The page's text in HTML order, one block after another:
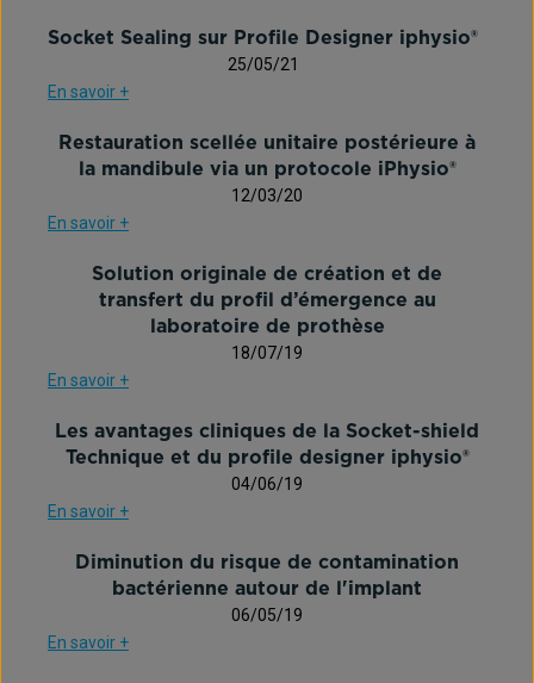
Socket Sealing sur Profile Designer iphysio®
25/05/21
En savoir +
Restauration scellée unitaire postérieure à
la mandibule via un protocole iPhysio®
12/03/20
En savoir +
Solution originale de création et de
transfert du profil d’émergence au
laboratoire de prothèse
18/07/19
En savoir +
Les avantages cliniques de la Socket-shield
Technique et du profile designer iphysio®
04/06/19
En savoir +
Diminution du risque de contamination
bactérienne autour de l'implant
06/05/19
En savoir +